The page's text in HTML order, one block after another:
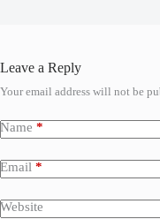
Leave a Reply
Your email address will not be
Name *
Email *
Website